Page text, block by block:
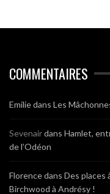
COMMENTAIRES
Emiliedans Les
Sevenairdans Hamlet,
de l’Odéon
Florencedans Des places
Birchwood à Andrésy !